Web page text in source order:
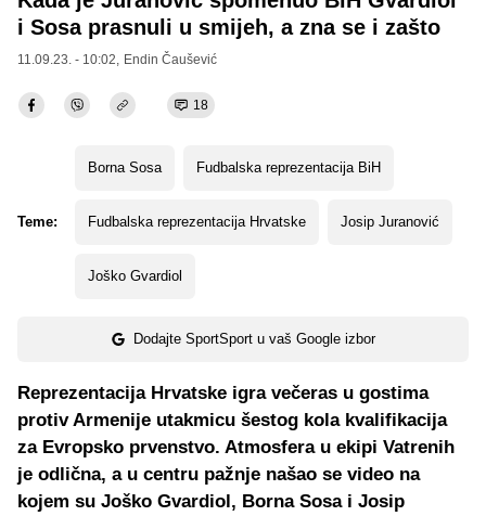
i Sosa prasnuli u smijeh, a zna se i zašto
11.09.23. - 10:02, Endin Čaušević
18
Teme:
Borna Sosa Fudbalska reprezentacija BiH
Fudbalska reprezentacija Hrvatske Josip Juranović
Joško Gvardiol
Dodajte SportSport u vaš Google izbor
Reprezentacija Hrvatske igra večeras u gostima
protiv Armenije utakmicu šestog kola kvalifikacija
za Evropsko prvenstvo. Atmosfera u ekipi Vatrenih
je odlična, a u centru pažnje našao se video na
kojem su Joško Gvardiol, Borna Sosa i Josip